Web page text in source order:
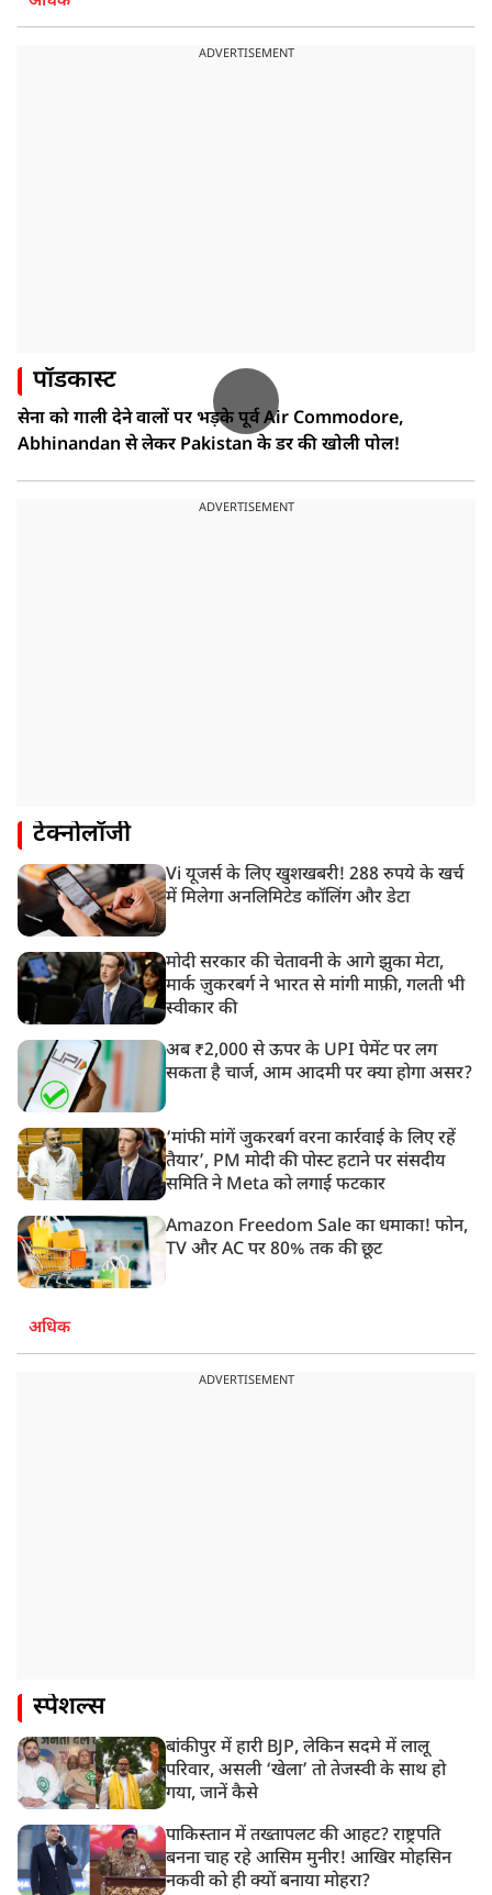
ADVERTISEMENT
पॉडकास्ट
सेना को गाली देने वालों पर भड़के पूर्व Air Commodore,
Abhinandan से लेकर Pakistan के डर की खोली पोल!
ADVERTISEMENT
टेक्नोलॉजी
Vi यूजर्स के लिए खुशखबरी! 288 रुपये के खर्च
में मिलेगा अनलिमिटेड कॉलिंग और डेटा
मोदी सरकार की चेतावनी के आगे झुका मेटा,
मार्क ज़ुकरबर्ग ने भारत से मांगी माफ़ी, गलती भी
स्वीकार की
अब ₹2,000 से ऊपर के UPI पेमेंट पर लग
सकता है चार्ज, आम आदमी पर क्या होगा असर?
‘मांफी मांगें जुकरबर्ग वरना कार्रवाई के लिए रहें
तैयार’, PM मोदी की पोस्ट हटाने पर संसदीय
समिति ने Meta को लगाई फटकार
Amazon Freedom Sale का धमाका! फोन,
TV और AC पर 80% तक की छूट
अधिक
ADVERTISEMENT
स्पेशल्स
बांकीपुर में हारी BJP, लेकिन सदमे में लालू
परिवार, असली ‘खेला’ तो तेजस्वी के साथ हो
गया, जानें कैसे
पाकिस्तान में तख्तापलट की आहट? राष्ट्रपति
बनना चाह रहे आसिम मुनीर! आखिर मोहसिन
नकवी को ही क्यों बनाया मोहरा?